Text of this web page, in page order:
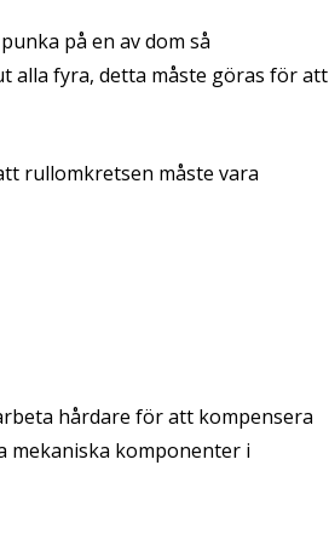
på en av dom så
alla fyra, detta måste göras för att
rullomkretsen måste vara
hårdare för att kompensera
mekaniska komponenter i